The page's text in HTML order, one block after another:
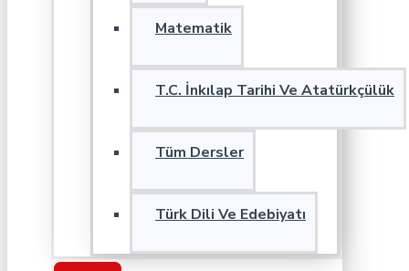
Matematik
T.C. İnkılap Tarihi Ve Atatürkçülük
Tüm Dersler
Türk Dili Ve Edebiyatı